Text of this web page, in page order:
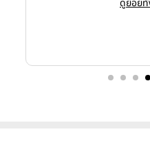
จัดการใหญ่ บริษัท พีทีจี เอ็นเ
ผลการดำเนินงานในไต